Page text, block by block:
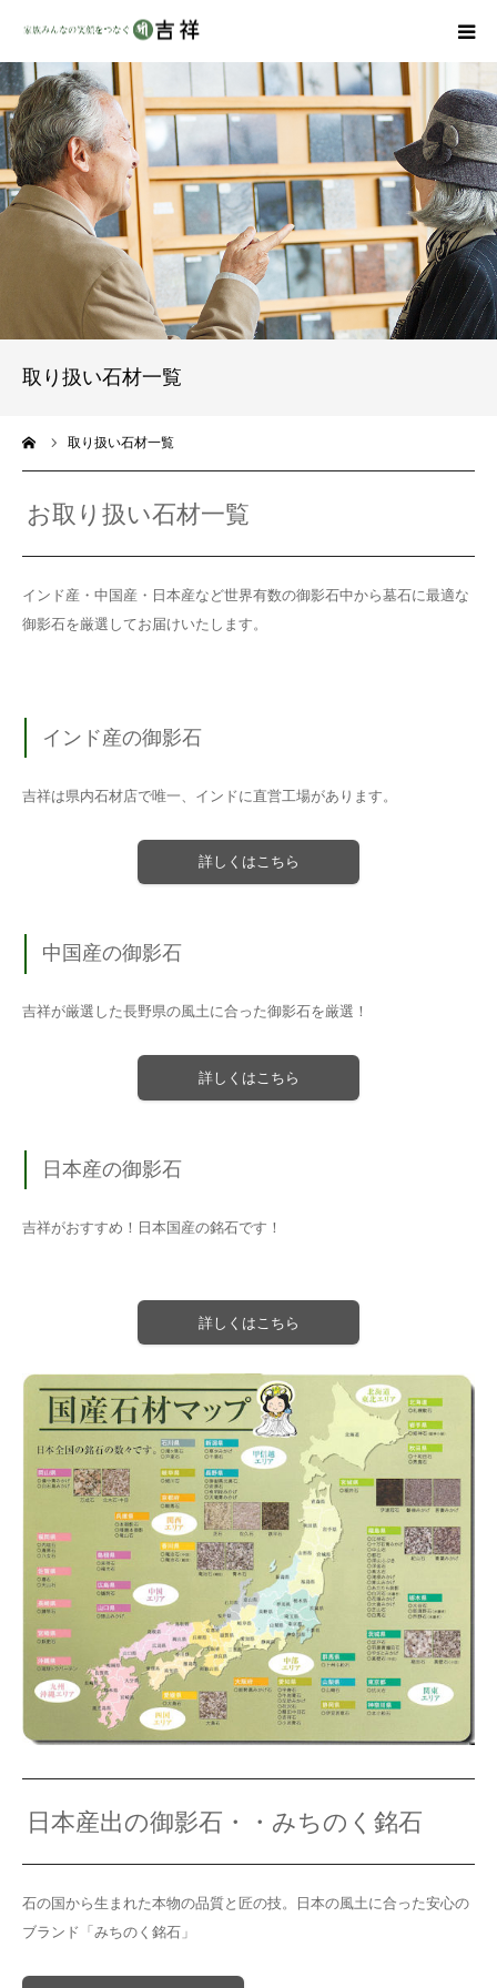
取り扱い石材一覧
取り扱い石材一覧
お取り扱い石材一覧
インド産・中国産・日本産など世界有数の御影石中から墓石に最適な
御影石を厳選してお届けいたします。
インド産の御影石
吉祥は県内石材店で唯一、インドに直営工場があります。
詳しくはこちら
中国産の御影石
吉祥が厳選した長野県の風土に合った御影石を厳選！
詳しくはこちら
日本産の御影石
吉祥がおすすめ！日本国産の銘石です！
詳しくはこちら
日本産出の御影石・・みちのく銘石
石の国から生まれた本物の品質と匠の技。日本の風土に合った安心の
ブランド「みちのく銘石」
戒名彫りについて
商品ラインナップ
墓地・霊園を探す
吉祥の特徴